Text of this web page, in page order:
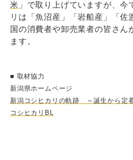
米 」で取り上げていますが、今
リは「魚沼産」「岩船産」「佐
国の消費者や卸売業者の皆さん
ます。
■ 取材協力
新潟県ホームページ
新潟コシヒカリの軌跡 ～誕生から定
コシヒカリBL